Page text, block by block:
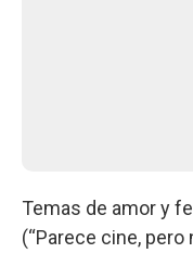
Temas de amor y
(“Parece cine, pero